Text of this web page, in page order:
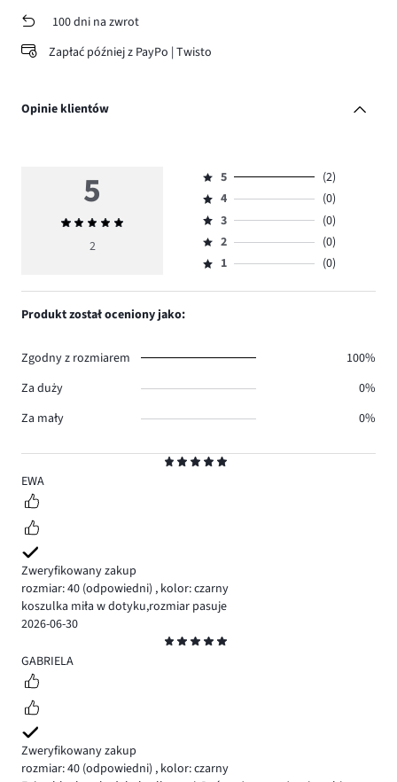
100 dni na zwrot
Zapłać później z PayPo | Twisto
Opinie klientów
5
EWA
Zweryfikowany zakup
rozmiar: 40 (odpowiedni) , kolor: czarny
koszulka miła w dotyku,rozmiar pasuje
2026-06-30
5
GABRIELA
Zweryfikowany zakup
rozmiar: 40 (odpowiedni) , kolor: czarny
5
Średnia
ocena
2
Ocena
5,
ilość
głosów
2.
5
(2)
Ocena
4,
ilość
głosów
4
(0)
Ocena
3,
ilość
3
(0)
Ocena
2,
2
(0)
Ocena
1,
1 (0)
Produkt został oceniony jako:
Zgodny z rozmiarem
100%
Za duży
0%
Za mały
0%